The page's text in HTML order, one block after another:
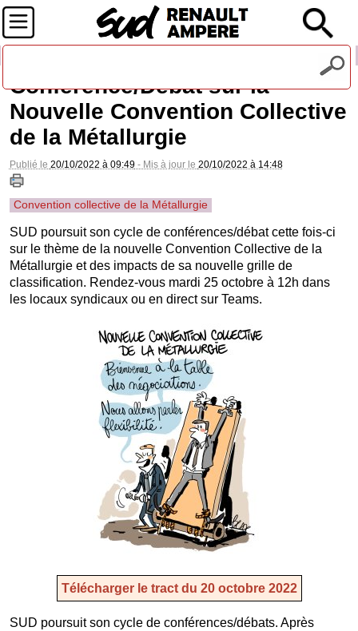
Conférence/Débat sur la
Nouvelle Convention Collective
de la Métallurgie
Publié le 20/10/2022 à 09:49- Mis à jour le 20/10/2022 à 14:48
Convention collective de la Métallurgie
SUD poursuit son cycle de conférences/débat cette fois-ci
sur le thème de la nouvelle Convention Collective de la
Métallurgie et des impacts de sa nouvelle grille de
classification. Rendez-vous mardi 25 octobre à 12h dans
les locaux syndicaux ou en direct sur Teams.
Télécharger le tract du 20 octobre 2022
SUD poursuit son cycle de conférences/débats. Après